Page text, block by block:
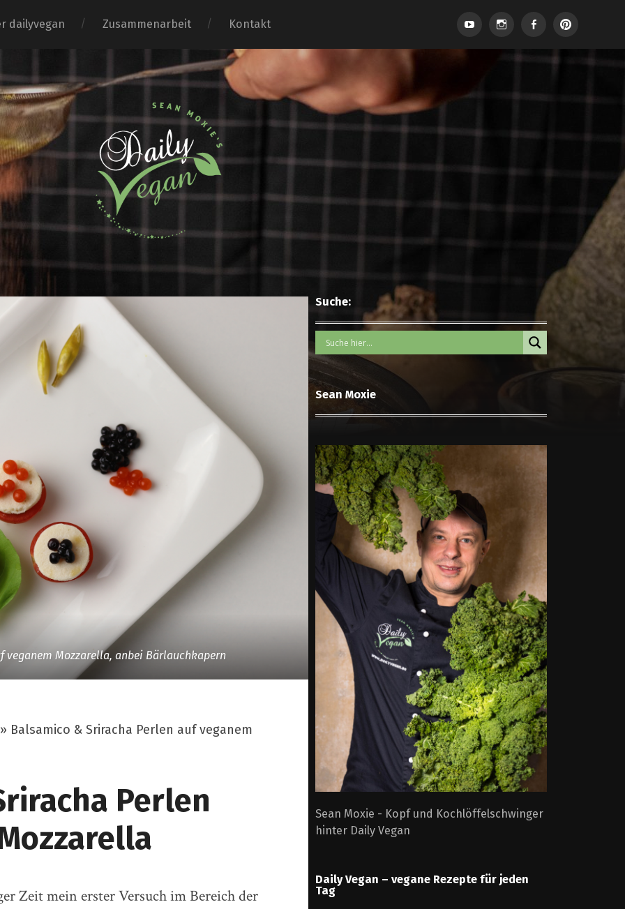
dailyvegan Zusammenarbeit Kontakt
veganem Mozzarella, anbei Bärlauchkapern
Balsamico & Sriracha Perlen auf veganem
Perlen
Zeit mein erster Versuch im Bereich der
Suche:
Sean Moxie
Sean Moxie - Kopf und Kochlöffelschwinger
hinter Daily Vegan
Daily Vegan – vegane Rezepte für jeden
Tag